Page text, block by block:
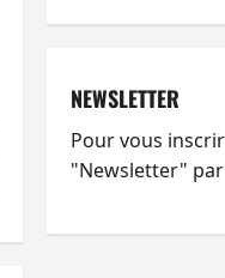
NEWSLETTER
Pour vous
"Newsletter"